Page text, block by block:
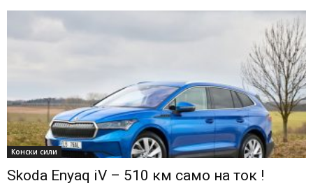
Конски сили
Skoda Enyaq iV – 510 км само на ток !